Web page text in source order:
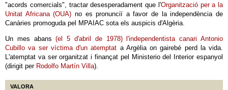
"acords comercials", tractar desesperadament que l'Organització per a la
Unitat Africana (OUA) no es pronunciï a favor de la independència de
Canàries promoguda pel MPAIAC sota els auspicis d'Algèria.
Un mes abans (el 5 d'abril de 1978) l'independentista canari Antonio
Cubillo va ser víctima d'un atemptat a Argèlia on gairebé perd la vida.
L'atemptat va ser organitzat i finançat pel Ministerio del Interior espanyol
(dirigit per Rodolfo Martín Villa).
VALORA